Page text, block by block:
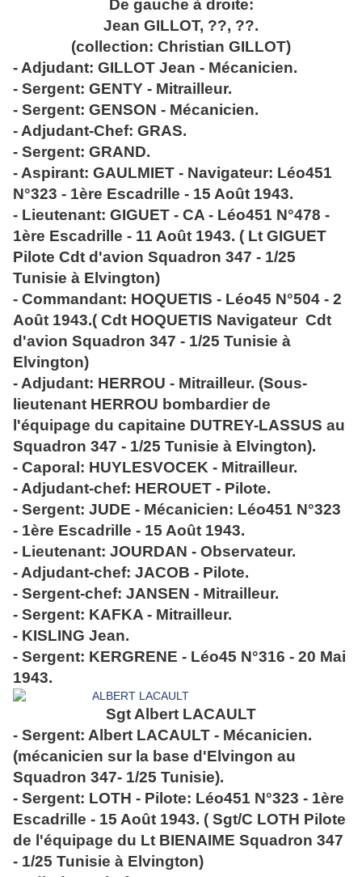
De gauche à droite:
Jean GILLOT, ??, ??.
(collection: Christian GILLOT)
- Adjudant: GILLOT Jean - Mécanicien.
- Sergent: GENTY - Mitrailleur.
- Sergent: GENSON - Mécanicien.
- Adjudant-Chef: GRAS.
- Sergent: GRAND.
- Aspirant: GAULMIET - Navigateur: Léo451
N°323 - 1ère Escadrille - 15 Août 1943.
- Lieutenant: GIGUET - CA - Léo451 N°478 -
1ère Escadrille - 11 Août 1943. ( Lt GIGUET
Pilote Cdt d'avion Squadron 347 - 1/25
Tunisie à Elvington)
- Commandant: HOQUETIS - Léo45 N°504 - 2
Août 1943.( Cdt HOQUETIS Navigateur Cdt
d'avion Squadron 347 - 1/25 Tunisie à
Elvington)
- Adjudant: HERROU - Mitrailleur. (Sous-
lieutenant HERROU bombardier de
l'équipage du capitaine DUTREY-LASSUS au
Squadron 347 - 1/25 Tunisie à Elvington).
- Caporal: HUYLESVOCEK - Mitrailleur.
- Adjudant-chef: HEROUET - Pilote.
- Sergent: JUDE - Mécanicien: Léo451 N°323
- 1ère Escadrille - 15 Août 1943.
- Lieutenant: JOURDAN - Observateur.
- Adjudant-chef: JACOB - Pilote.
- Sergent-chef: JANSEN - Mitrailleur.
- Sergent: KAFKA - Mitrailleur.
- KISLING Jean.
- Sergent: KERGRENE - Léo45 N°316 - 20 Mai
1943.
Sgt Albert LACAULT
- Sergent: Albert LACAULT - Mécanicien.
(mécanicien sur la base d'Elvingon au
Squadron 347- 1/25 Tunisie).
- Sergent: LOTH - Pilote: Léo451 N°323 - 1ère
Escadrille - 15 Août 1943. ( Sgt/C LOTH Pilote
de l'équipage du Lt BIENAIME Squadron 347
- 1/25 Tunisie à Elvington)